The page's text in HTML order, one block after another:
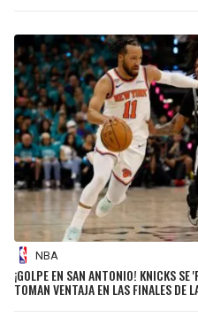
NBA
¡GOLPE EN SAN ANTONIO! KNICKS
TOMAN VENTAJA EN LAS FINALES DE